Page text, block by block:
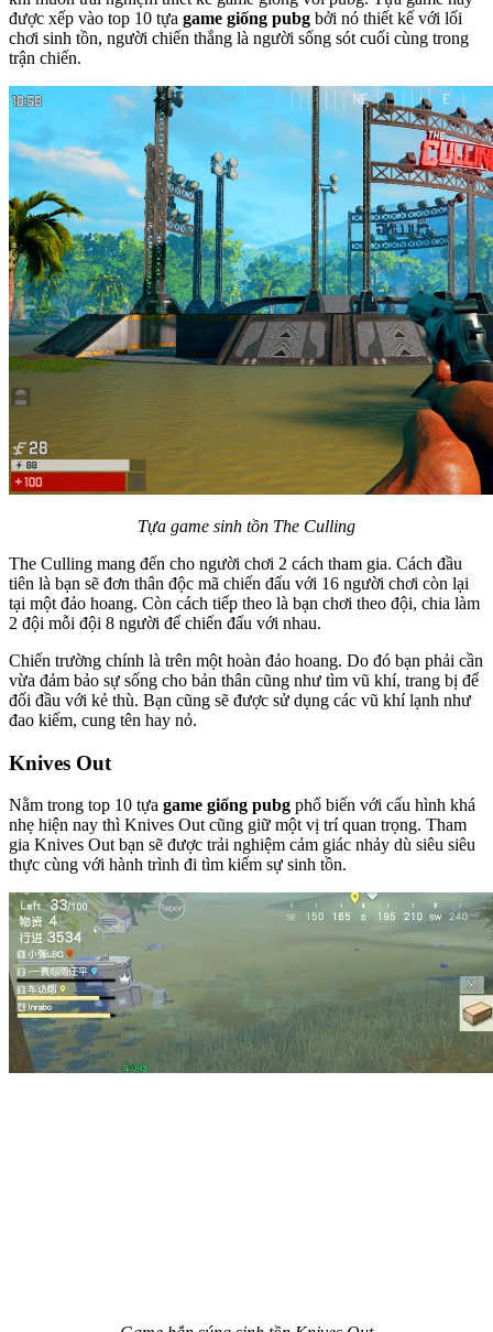
được xếp vào top 10 tựa game giống pubg bởi nó thiết kế với lối
chơi sinh tồn, người chiến thắng là người sống sót cuối cùng trong
trận chiến.
Tựa game sinh tồn The Culling
The Culling mang đến cho người chơi 2 cách tham gia. Cách đầu
tiên là bạn sẽ đơn thân độc mã chiến đấu với 16 người chơi còn lại
tại một đảo hoang. Còn cách tiếp theo là bạn chơi theo đội, chia làm
2 đội mỗi đội 8 người để chiến đấu với nhau.
Chiến trường chính là trên một hoàn đảo hoang. Do đó bạn phải cần
vừa đảm bảo sự sống cho bản thân cũng như tìm vũ khí, trang bị để
đối đầu với kẻ thù. Bạn cũng sẽ được sử dụng các vũ khí lạnh như
đao kiếm, cung tên hay nỏ.
Knives Out
Nằm trong top 10 tựa game giống pubg phổ biến với cấu hình khá
nhẹ hiện nay thì Knives Out cũng giữ một vị trí quan trọng. Tham
gia Knives Out bạn sẽ được trải nghiệm cảm giác nhảy dù siêu siêu
thực cùng với hành trình đi tìm kiếm sự sinh tồn.